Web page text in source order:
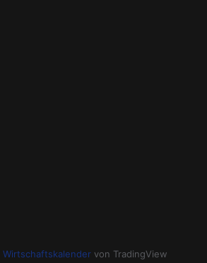
Wirtschaftskalendervon TradingView